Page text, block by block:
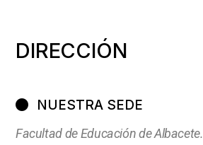
DIRECCIÓN
NUESTRA SEDE
Facultad de Educación de Albacete.